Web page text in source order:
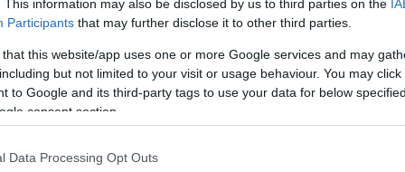
This information may also be disclosed by us to third parties on the
Participants that may further disclose it to other third parties.
that this website/app uses one or more Google services and may
but not limited to your visit or usage behaviour. You may
to Google and its third-party tags to use your data for below
consent section.
Data Processing Opt Outs
szerint 1205 tanár mondott
Szakszervezete szerint csak részadatokat közölt a
kapcsolatban. Szerintük ebbe nem számolták bele azokat
intézményben mondtak fel. És azokat sem, akik